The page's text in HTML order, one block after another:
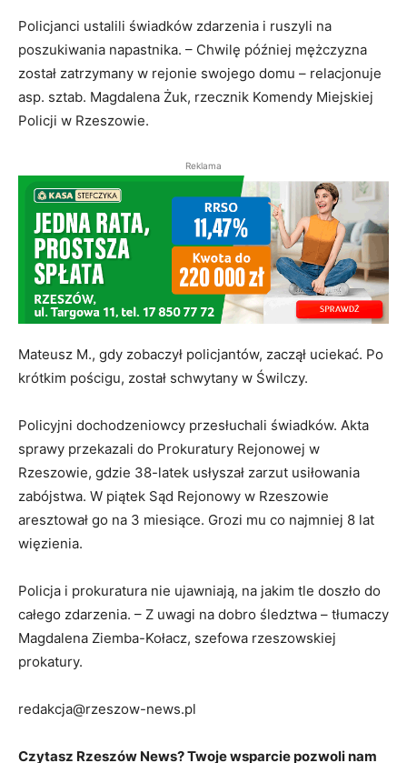
Policjanci ustalili świadków zdarzenia i ruszyli na
poszukiwania napastnika. – Chwilę później mężczyzna
został zatrzymany w rejonie swojego domu – relacjonuje
asp. sztab. Magdalena Żuk, rzecznik Komendy Miejskiej
Policji w Rzeszowie.
Reklama
Mateusz M., gdy zobaczył policjantów, zaczął uciekać. Po
krótkim pościgu, został schwytany w Świlczy.
Policyjni dochodzeniowcy przesłuchali świadków. Akta
sprawy przekazali do Prokuratury Rejonowej w
Rzeszowie, gdzie 38-latek usłyszał zarzut usiłowania
zabójstwa. W piątek Sąd Rejonowy w Rzeszowie
aresztował go na 3 miesiące. Grozi mu co najmniej 8 lat
więzienia.
Policja i prokuratura nie ujawniają, na jakim tle doszło do
całego zdarzenia. – Z uwagi na dobro śledztwa – tłumaczy
Magdalena Ziemba-Kołacz, szefowa rzeszowskiej
prokatury.
redakcja@rzeszow-news.pl
Czytasz Rzeszów News? Twoje wsparcie pozwoli nam